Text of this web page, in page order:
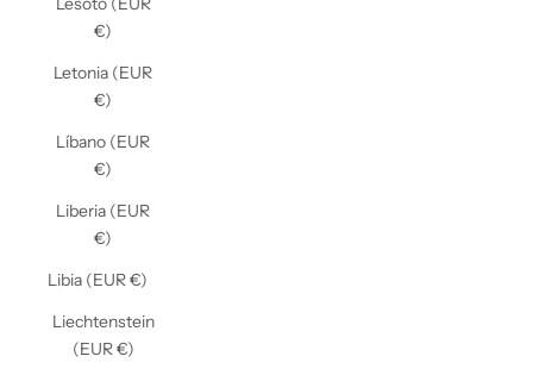
€)
Letonia (EUR
€)
Líbano (EUR
€)
Liberia (EUR
€)
Libia (EUR €)
Liechtenstein
(EUR €)